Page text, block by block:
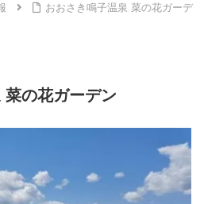
おおさき鳴子温泉 菜の花ガーデ
の花ガーデン